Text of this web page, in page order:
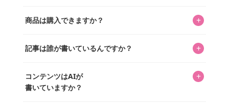
ってもらうニュースサイトです。運営はキャラグッズコレ
を中心に行われており、私たちは実際に40,000種のキャラグ
商品は購入できますか？ +
「perfectworld.shop」で、ほとんど全てのアイテムを購
があり、そこからジャンプできます。
記事は誰が書いているんですか？ +
ています。記事内の99%を超えるほぼすべての写真も、1枚
ずつ心を込めて自分たちで撮影したものです。さらに、10
コンテンツはAIが
書いていますか？
+